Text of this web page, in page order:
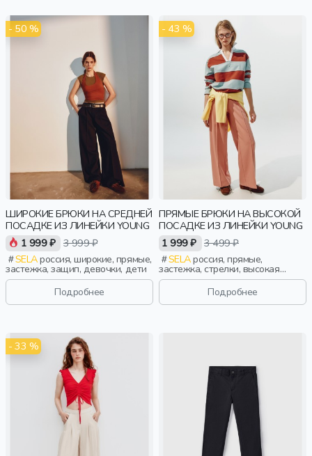
- 50 %
ШИРОКИЕ БРЮКИ НА СРЕДНЕЙ
ПОСАДКЕ ИЗ ЛИНЕЙКИ YOUNG
1 999 ₽ 3 999 ₽
SELAроссия, широкие, прямые,
застежка, защип, девочки, дети
Подробнее
- 43 %
ПРЯМЫЕ БРЮКИ НА ВЫСОКОЙ
ПОСАДКЕ ИЗ ЛИНЕЙКИ YOUNG
1 999 ₽ 3 499 ₽
SELAроссия, прямые,
застежка, стрелки, высокая
посадка, девочки,
старшеклассники, дети
Подробнее
- 33 %